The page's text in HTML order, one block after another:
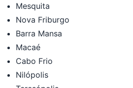
Mesquita
Nova Friburgo
Barra Mansa
Macaé
Cabo Frio
Nilópolis